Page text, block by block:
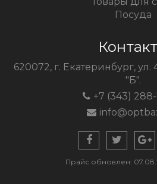
Посуда
620072, г. Екатеринбург,
"Б".
+7 (343)
Прайс обновлен: